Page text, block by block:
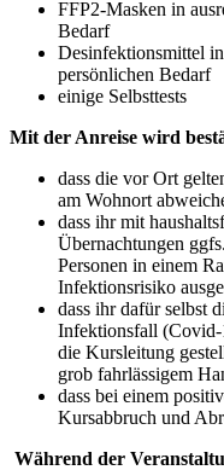
FFP2-Masken in
Bedarf
Desinfektionsmittel
persönlichen Bedarf
einige Selbsttests
Mit der Anreise wird
dass die vor Ort
am Wohnort
dass ihr mit
Übernachtungen
Personen in einem
Infektionsrisiko
dass ihr dafür selbst
Infektionsfall
die Kursleitung
grob fahrlässigem
dass bei einem
Kursabbruch und
Während der